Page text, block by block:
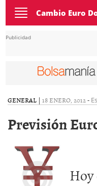
Toggle
navigation
Cambio Euro
Publicidad
GENERAL | 18 ENERO, 2012-
Previsión